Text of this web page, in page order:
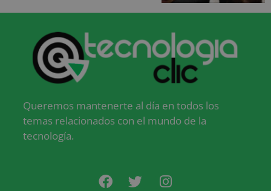
Queremos mantenerte al día en todos los
temas relacionados con el mundo de la
tecnología.